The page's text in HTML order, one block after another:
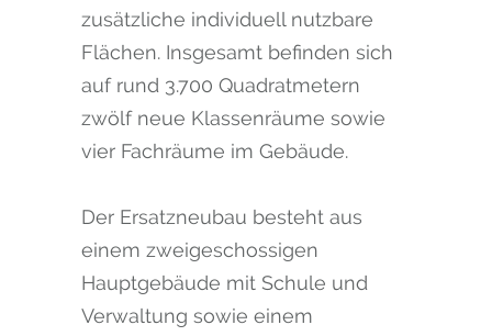
zusätzliche individuell nutzbare
Flächen. Insgesamt befinden sich
auf rund 3.700 Quadratmetern
zwölf neue Klassenräume sowie
vier Fachräume im Gebäude.
Der Ersatzneubau besteht aus
einem zweigeschossigen
Hauptgebäude mit Schule und
Verwaltung sowie einem